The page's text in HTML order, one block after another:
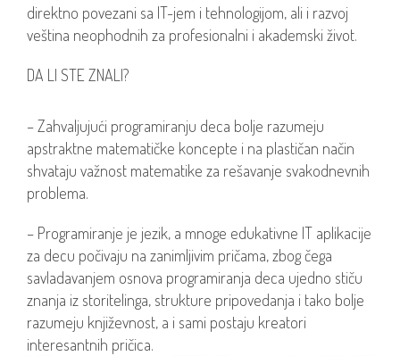
direktno povezani sa IT-jem i tehnologijom, ali i razvoj
veština neophodnih za profesionalni i akademski život.
DA LI STE ZNALI?
– Zahvaljujući programiranju deca bolje razumeju
apstraktne matematičke koncepte i na plastičan način
shvataju važnost matematike za rešavanje svakodnevnih
problema.
– Programiranje je jezik, a mnoge edukativne IT aplikacije
za decu počivaju na zanimljivim pričama, zbog čega
savladavanjem osnova programiranja deca ujedno stiču
znanja iz storitelinga, strukture pripovedanja i tako bolje
razumeju književnost, a i sami postaju kreatori
interesantnih pričica.